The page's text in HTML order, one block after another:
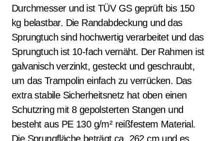
Durchmesser und ist TÜV GS geprüft bis 150
kg belastbar. Die Randabdeckung und das
Sprungtuch sind hochwertig verarbeitet und das
Sprungtuch ist 10-fach vernäht. Der Rahmen ist
galvanisch verzinkt, gesteckt und geschraubt,
um das Trampolin einfach zu verrücken. Das
extra stabile Sicherheitsnetz hat oben einen
Schutzring mit 8 gepolsterten Stangen und
besteht aus PE 130 g/m² reißfestem Material.
Die Sprungfläche beträgt ca. 262 cm und es